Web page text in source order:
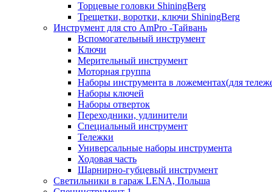
Торцевые головки ShiningBerg
Трещетки, воротки, ключи ShiningBerg
Инструмент для сто AmPro -Тайвань
Вспомогательный инструмент
Ключи
Мерительный инструмент
Моторная группа
Наборы инструмента в ложементах(для
Наборы ключей
Наборы отверток
Переходники, удлинители
Специальный инструмент
Тележки
Универсальные наборы инструмента
Ходовая часть
Шарнирно-губцевый инструмент
Светильники в гараж LENA, Польша